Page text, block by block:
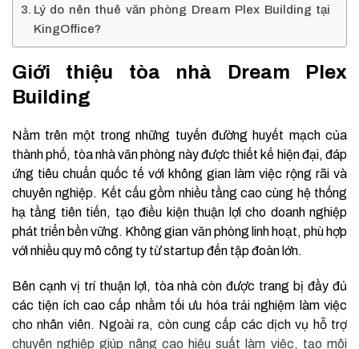
Lý do nên thuê văn phòng Dream Plex Building tại
KingOffice?
Giới thiệu tòa nhà Dream Plex
Building
Nằm trên một trong những tuyến đường huyết mạch của
thành phố, tòa nhà văn phòng này được thiết kế hiện đại, đáp
ứng tiêu chuẩn quốc tế với không gian làm việc rộng rãi và
chuyên nghiệp. Kết cấu gồm nhiều tầng cao cùng hệ thống
hạ tầng tiên tiến, tạo điều kiện thuận lợi cho doanh nghiệp
phát triển bền vững. Không gian văn phòng linh hoạt, phù hợp
với nhiều quy mô công ty từ startup đến tập đoàn lớn.
Bên cạnh vị trí thuận lợi, tòa nhà còn được trang bị đầy đủ
các tiện ích cao cấp nhằm tối ưu hóa trải nghiệm làm việc
cho nhân viên. Ngoài ra, còn cung cấp các dịch vụ hỗ trợ
chuyên nghiệp giúp nâng cao hiệu suất làm việc, tạo môi